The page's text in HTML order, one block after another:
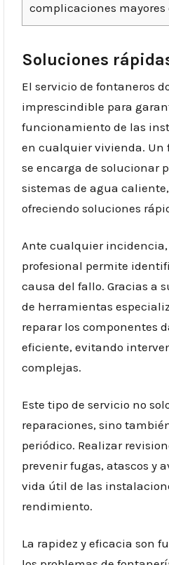
complicaciones mayores
Soluciones
El servicio de fontaneros
imprescindible para
funcionamiento de las
en cualquier vivienda. Un
se encarga de solucionar
sistemas de agua
ofreciendo soluciones
Ante cualquier
profesional permite
causa del fallo. Gracias a
de herramientas
reparar los componentes
eficiente, evitando
complejas.
Este tipo de servicio no
reparaciones, sino
periódico. Realizar
prevenir fugas, atascos y
vida útil de las
rendimiento.
La rapidez y eficacia son